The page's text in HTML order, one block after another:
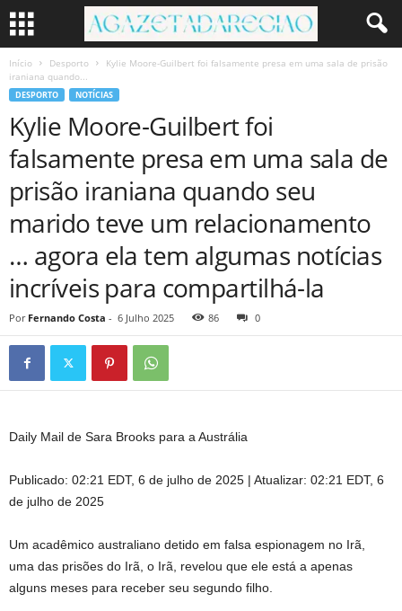
Início Desporto
Kylie Moore-Guilbert foi falsamente presa em uma sala de prisão
iraniana quando...
DESPORTO NOTÍCIAS
Kylie Moore-Guilbert foi
falsamente presa em uma sala de
prisão iraniana quando seu
marido teve um relacionamento
… agora ela tem algumas notícias
incríveis para compartilhá-la
Por Fernando Costa - 6 Julho 2025 86 0
Daily Mail de Sara Brooks para a Austrália
Publicado: 02:21 EDT, 6 de julho de 2025 | Atualizar: 02:21 EDT, 6
de julho de 2025
Um acadêmico australiano detido em falsa espionagem no Irã,
uma das prisões do Irã, o Irã, revelou que ele está a apenas
alguns meses para receber seu segundo filho.